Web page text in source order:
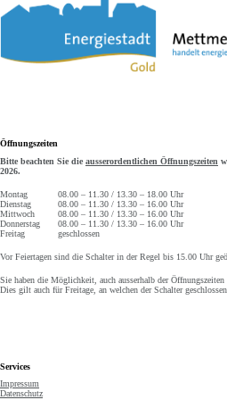
Öffnungszeiten
Bitte beachten Sie die ausserordentlichen Öffnungszeiten
2026.
Montag
08.00 – 11.30 / 13.30 – 18.00 Uhr
Dienstag
08.00 – 11.30 / 13.30 – 16.00 Uhr
Mittwoch
08.00 – 11.30 / 13.30 – 16.00 Uhr
Donnerstag
08.00 – 11.30 / 13.30 – 16.00 Uhr
Freitag
geschlossen
Vor Feiertagen sind die Schalter in der Regel bis 15.00 Uhr
Sie haben die Möglichkeit, auch ausserhalb der
Dies gilt auch für Freitage, an welchen der Schalter
Services
Impressum
Datenschutz